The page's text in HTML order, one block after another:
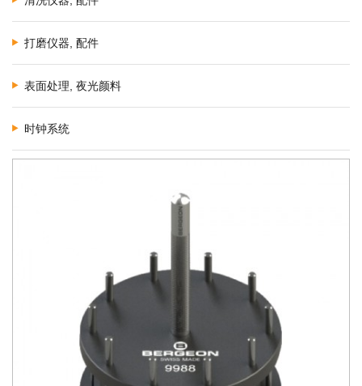
打磨仪器, 配件
表面处理, 夜光颜料
时钟系统